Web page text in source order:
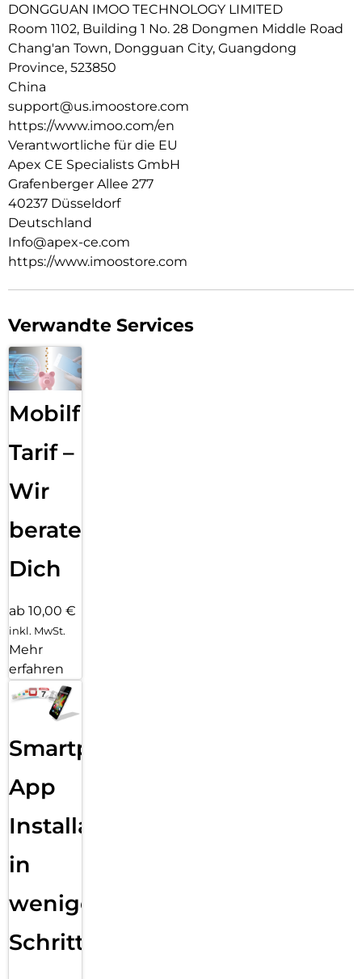
Ablehnung unbekannter Anrufer: Schütze dein Kind, indem
du unbekannte Kontakte blockierst.
Mehrsprachige Unterstutzung: Verfugbar in Englisch,
Deutsch, Polnisch, Spanisch und Chinesisch.
DONGGUAN IMOO TECHNOLOGY LIMITED
Room 1102, Building 1 No. 28 Dongmen Middle Road
Chang'an Town, Dongguan City, Guangdong
Province, 523850
China
support@us.imoostore.com
https://www.imoo.com/en
Verantwortliche für die EU
Apex CE Specialists GmbH
Grafenberger Allee 277
40237 Düsseldorf
Deutschland
Info@apex-ce.com
https://www.imoostore.com
Verwandte Services
Mobilfunk
Tarif –
Wir
beraten
Dich
ab 10,00 €
inkl. MwSt.
Mehr
erfahren
Smartphone
App
Installation
in
wenigen
Schritten